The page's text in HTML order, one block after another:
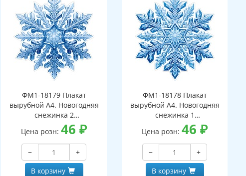
ФМ1-18179 Плакат
вырубной А4. Новогодняя
снежинка 2
(двухсторонний, ВД-лак)
Цена розн:46₽
−
+
В корзину
ФМ1-18178 Плакат
вырубной А4. Новогодняя
снежинка 1
(двухсторонний, ВД-лак)
Цена розн:46₽
−
+
В корзину